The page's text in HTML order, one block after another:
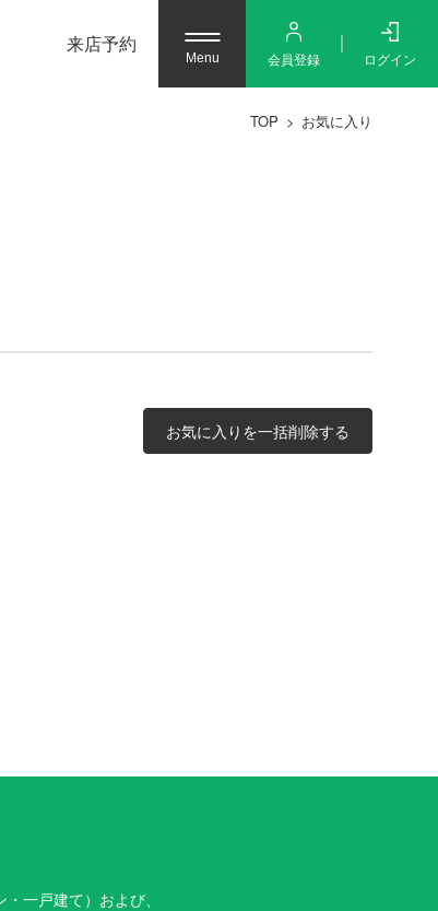
来店予約
Menu 会員登録 ログイン
TOP お気に入り
お気に入りを一括削除する
一戸建て）および、